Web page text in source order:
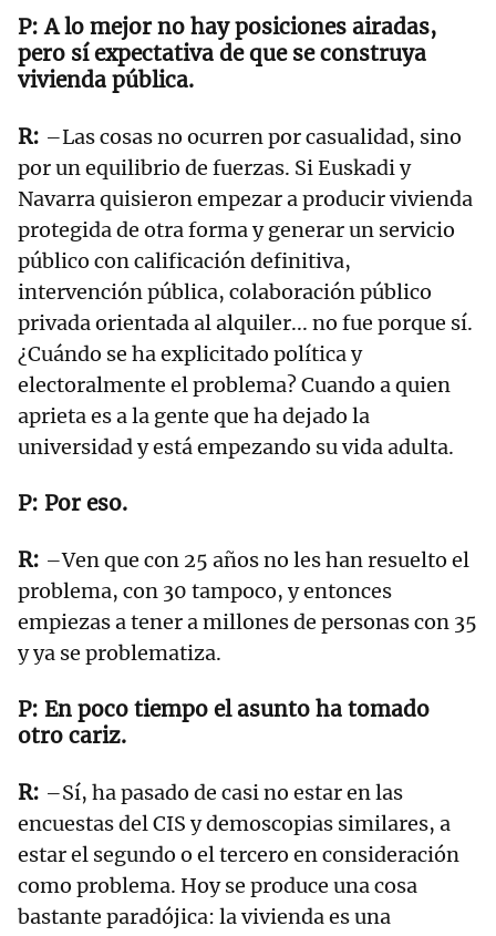
A lo mejor no hay posiciones airadas,
pero sí expectativa de que se construya
vivienda pública.
–Las cosas no ocurren por casualidad, sino
por un equilibrio de fuerzas. Si Euskadi y
Navarra quisieron empezar a producir vivienda
protegida de otra forma y generar un servicio
público con calificación definitiva,
intervención pública, colaboración público
privada orientada al alquiler... no fue porque sí.
¿Cuándo se ha explicitado política y
electoralmente el problema? Cuando a quien
aprieta es a la gente que ha dejado la
universidad y está empezando su vida adulta.
Por eso.
–Ven que con 25 años no les han resuelto el
problema, con 30 tampoco, y entonces
empiezas a tener a millones de personas con 35
y ya se problematiza.
En poco tiempo el asunto ha tomado
otro cariz.
–Sí, ha pasado de casi no estar en las
encuestas del CIS y demoscopias similares, a
estar el segundo o el tercero en consideración
como problema. Hoy se produce una cosa
bastante paradójica: la vivienda es una